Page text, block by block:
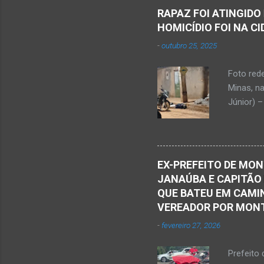
Sílvio da
desde
Que o
RAPAZ FOI
HOMICÍDIO FOI NA
-outubro 25, 2025
Foto
Minas,
Júnior)
Serra
Polícia
no chão.
vítima.
EX-PREFEITO DE
JANAÚBA E CAPITÃO
QUE BATEU EM
VEREADOR POR
- fevereiro 27, 2026
Prefeito